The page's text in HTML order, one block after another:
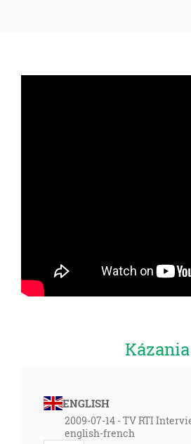
Kázania
ENGLISH
2009-07-14 - TV RTI
english-french